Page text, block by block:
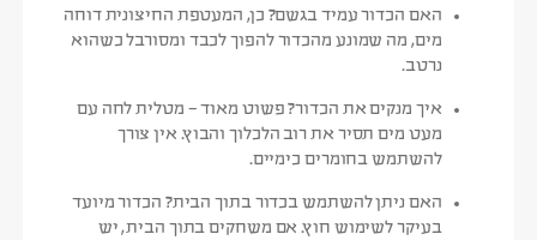
האם הכדור עמיד בגשם? כן, המעטפת החיצונית דוחה
מים, מה שמונע מהכדור להפוך לכבד ומסורבל כשהוא
נרטב.
איך מנקים את הכדור?פשוט מאוד – מטלית לחה עם
מעט מים תסיר את רוב הלכלוך והבוץ. אין צורך
להשתמש בחומרים כימיים.
האם ניתן להשתמש בכדור בתוך הבית? הכדור מיועד
בעיקר לשימוש חוץ. אם משחקים בתוך הבית, יש